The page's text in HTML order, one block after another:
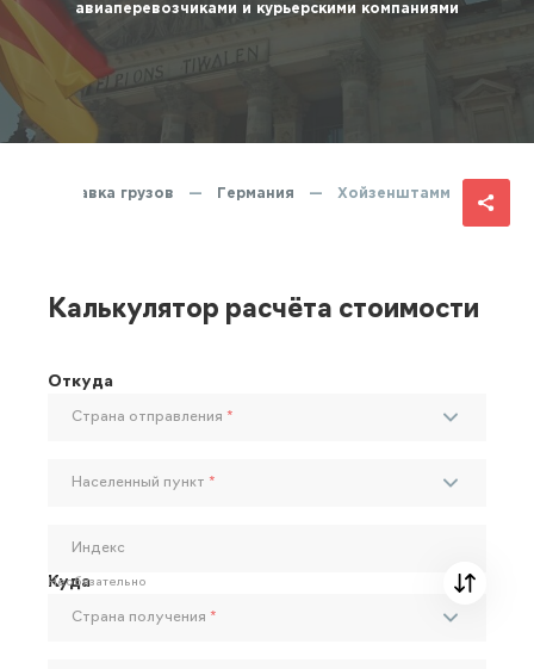
авиаперевозчиками и курьерскими компаниями
доставка грузов — Германия — Хойзенштамм
Калькулятор расчёта стоимости
Откуда
Страна отправления *
Населенный пункт *
Индекс
Необязательно
Куда
Страна получения *